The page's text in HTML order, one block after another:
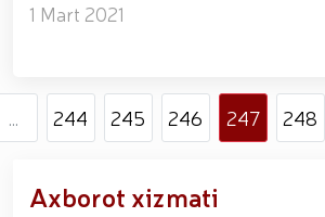
navbatdagi tezkor nazorat reyd
1 Mart 2021
... 244 245 246 247 248
Axborot xizmati